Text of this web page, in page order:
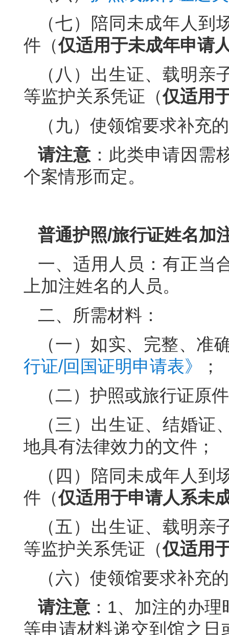
（七）陪同未成年人
件（仅适用于未成年申请
（八）出生证、载明
等监护关系凭证（仅适用
（九）使领馆要求补充
请注意 ：此类申请因需
个案情形而定。
普通护照/旅行证姓名加
一、适用人员：有正当
上加注姓名的人员。
二、所需材料：
（一）如实、完整、准
行证/回国证明申请表》
；
（二）护照或旅行证原
（三）出生证、结婚
地具有法律效力的文件；
（四）陪同未成年人
件（仅适用于申请人系未
（五）出生证、载明
等监护关系凭证（仅适用
（六）使领馆要求补充
请注意：1、加注的办理
等申请材料递交到馆之